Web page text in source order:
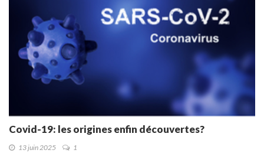
Covid-19: les origines enfin découvertes?
13 juin 2025 1